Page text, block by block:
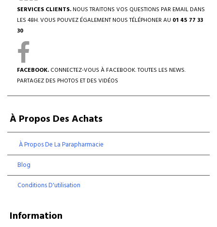
SERVICES CLIENTS. NOUS TRAITONS VOS QUESTIONS PAR EMAIL DANS
LES 48H. VOUS POUVEZ ÉGALEMENT NOUS TÉLÉPHONER AU 01 45 77 33
30
FACEBOOK. CONNECTEZ-VOUS À FACEBOOK. TOUTES LES NEWS.
PARTAGEZ DES PHOTOS ET DES VIDÉOS
À Propos Des Achats
À Propos De La Parapharmacie
Blog
Conditions D'utilisation
Information